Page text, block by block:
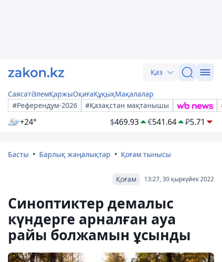
Қаз
СаясатӘлемҚаржыОқиғаҚұқықМақалалар
#Референдум-2026
#Қазақстан мақтанышы
+24° $469.93 €541.64 ₽5.71
Басты Барлық жаңалықтар Қоғам тынысы
13:27, 30 қыркүйек 2022
Қоғам
Синоптиктер демалыс
күндерге арналған ауа
райы болжамын ұсынды